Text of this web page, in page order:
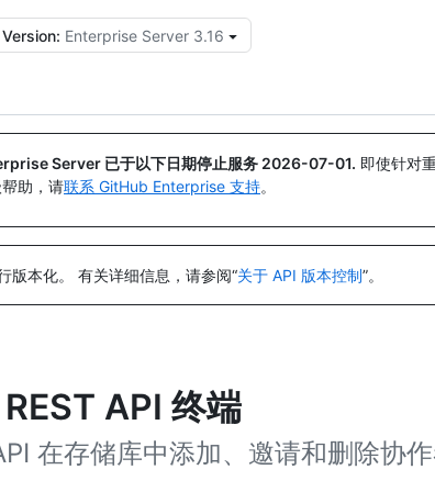
Version: Enterprise Server 3.16
Server 已于以下日期停止服务 2026-07-01. 即使针对
助，请联系 GitHub Enterprise 支持。
版本化。 有关详细信息，请参阅“关于 API 版本控制”。
API 终端
在存储库中添加、邀请和删除协作